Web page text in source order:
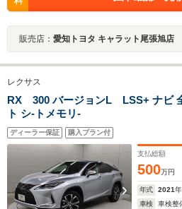
販売店： 愛知トヨタ キャラット尾張旭店
レクサス
RX 300 バージョンL LSS+ ナビ
ト シ-トメモリ-
ディーラー保証 購入プラン付
支払総額
500万円
年式 2021年
車検
車検整